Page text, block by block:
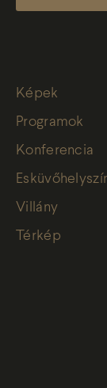
Képek
Programok
Konferencia
Villány
Térkép